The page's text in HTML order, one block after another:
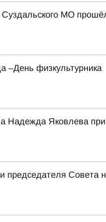
МО
–День физкультурника
Надежда Яковлева
председателя Совета